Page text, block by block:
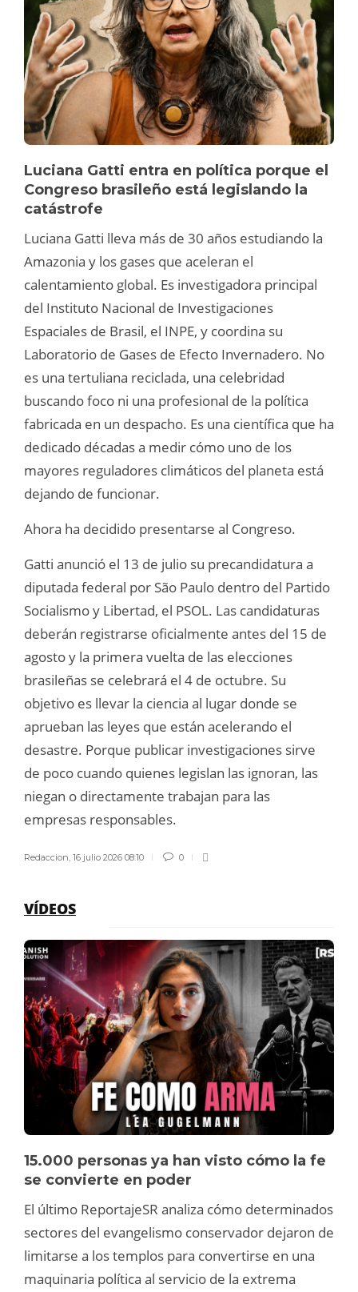
Luciana Gatti entra en política porque el
Congreso brasileño está legislando la
catástrofe
Luciana Gatti lleva más de 30 años estudiando la
Amazonia y los gases que aceleran el
calentamiento global. Es investigadora principal
del Instituto Nacional de Investigaciones
Espaciales de Brasil, el INPE, y coordina su
Laboratorio de Gases de Efecto Invernadero. No
es una tertuliana reciclada, una celebridad
buscando foco ni una profesional de la política
fabricada en un despacho. Es una científica que ha
dedicado décadas a medir cómo uno de los
mayores reguladores climáticos del planeta está
dejando de funcionar.
Ahora ha decidido presentarse al Congreso.
Gatti anunció el 13 de julio su precandidatura a
diputada federal por São Paulo dentro del Partido
Socialismo y Libertad, el PSOL. Las candidaturas
deberán registrarse oficialmente antes del 15 de
agosto y la primera vuelta de las elecciones
brasileñas se celebrará el 4 de octubre. Su
objetivo es llevar la ciencia al lugar donde se
aprueban las leyes que están acelerando el
desastre. Porque publicar investigaciones sirve
de poco cuando quienes legislan las ignoran, las
niegan o directamente trabajan para las
empresas responsables.
Redaccion 16 julio 2026 08:10 0
VÍDEOS
15.000 personas ya han visto cómo la fe
se convierte en poder
El último ReportajeSR analiza cómo determinados
sectores del evangelismo conservador dejaron de
limitarse a los templos para convertirse en una
maquinaria política al servicio de la extrema